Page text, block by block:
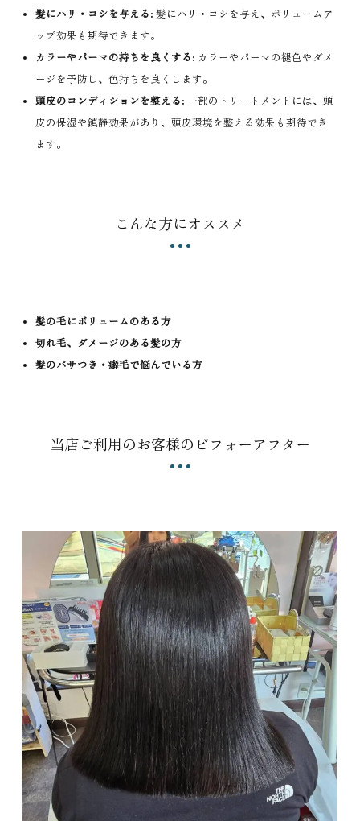
髪にハリ・コシを与える: 髪にハリ・コシを与え、ボリュームア
ップ効果も期待できます。
カラーやパーマの持ちを良くする: カラーやパーマの褪色やダメ
ージを予防し、色持ちを良くします。
頭皮のコンディションを整える: 一部のトリートメントには、頭
皮の保湿や鎮静効果があり、頭皮環境を整える効果も期待でき
ます。
こんな方にオススメ
髪の毛にボリュームのある方
切れ毛、ダメージのある髪の方
髪のパサつき・癖毛で悩んでいる方
当店ご利用のお客様のビフォーアフター